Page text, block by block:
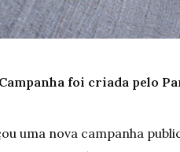
Campanha foi criada pelo
uma nova campanha